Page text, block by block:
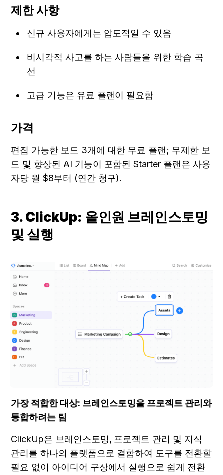
제한 사항
신규 사용자에게는 압도적일 수 있음
비시각적 사고를 하는 사람들을 위한 학습 곡
선
고급 기능은 유료 플랜이 필요함
가격
편집 가능한 보드 3개에 대한 무료 플랜; 무제한 보
드 및 향상된 AI 기능이 포함된 Starter 플랜은 사용
자당 월 $8부터 (연간 청구).
3. ClickUp: 올인원 브레인스토밍
및 실행
가장 적합한 대상: 브레인스토밍을 프로젝트 관리와
통합하려는 팀
ClickUp은 브레인스토밍, 프로젝트 관리 및 지식
관리를 하나의 플랫폼으로 결합하여 도구를 전환할
필요 없이 아이디어 구상에서 실행으로 쉽게 전환